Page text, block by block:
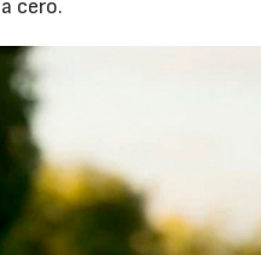
cero.